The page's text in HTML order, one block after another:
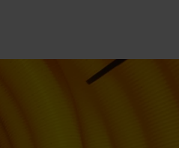
Neugierig? Dann schalte die Inhalte jetzt